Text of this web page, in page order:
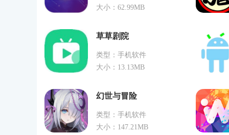
大小：62.99MB
草草剧院
类型：手机软件
大小：13.13MB
幻世与冒险
类型：手机软件
大小：147.21MB